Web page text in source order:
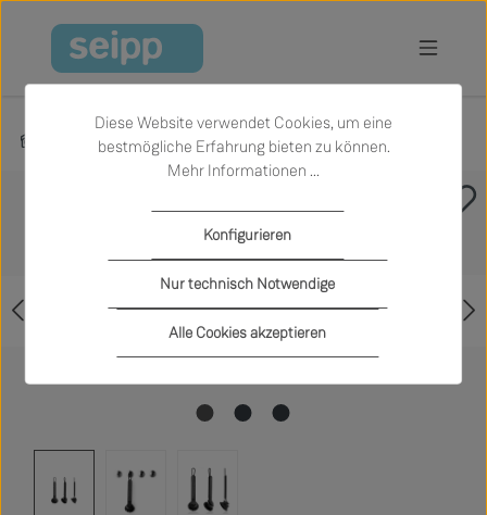
Zum Hauptinhalt springen
Produkte Küche Küchenaccessoires
Diese Website verwendet Cookies, um eine
bestmögliche Erfahrung bieten zu können.
Mehr Informationen ...
Nur technisch Notwendige
Konfigurieren
Alle Cookies akzeptieren